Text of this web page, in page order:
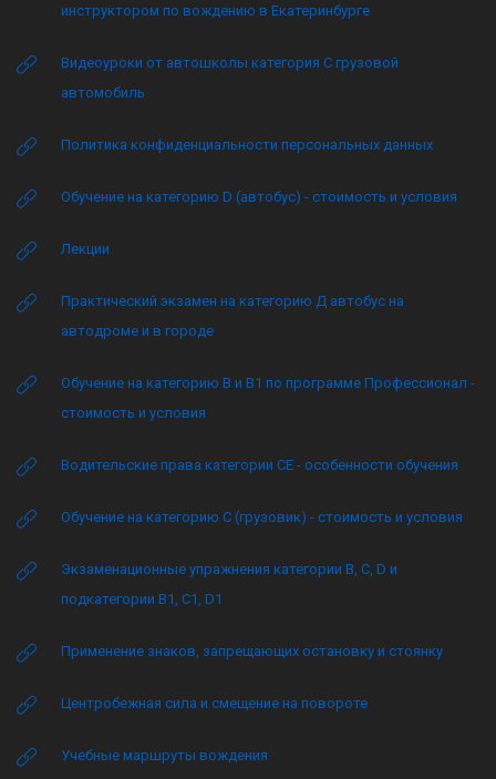
инструктором по вождению в Екатеринбурге
Видеоуроки от автошколы категория C грузовой
автомобиль
Политика конфиденциальности персональных данных
Обучение на категорию D (автобус) - стоимость и условия
Лекции
Практический экзамен на категорию Д автобус на
автодроме и в городе
Обучение на категорию B и B1 по программе Профессионал -
стоимость и условия
Водительские права категории CE - особенности обучения
Обучение на категорию C (грузовик) - стоимость и условия
Экзаменационные упражнения категории B, C, D и
подкатегории B1, C1, D1
Применение знаков, запрещающих остановку и стоянку
Центробежная сила и смещение на повороте
Учебные маршруты вождения